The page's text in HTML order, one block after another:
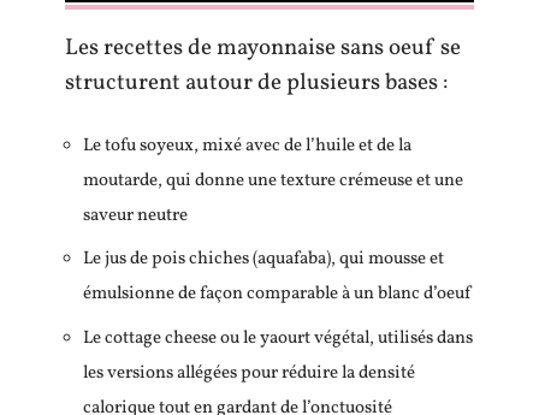
Les recettes de mayonnaise sans oeuf se
structurent autour de plusieurs bases :
Le tofu soyeux, mixé avec de l’huile et de la
moutarde, qui donne une texture crémeuse et une
saveur neutre
Le jus de pois chiches (aquafaba), qui mousse et
émulsionne de façon comparable à un blanc d’oeuf
Le cottage cheese ou le yaourt végétal, utilisés dans
les versions allégées pour réduire la densité
calorique tout en gardant de l’onctuosité